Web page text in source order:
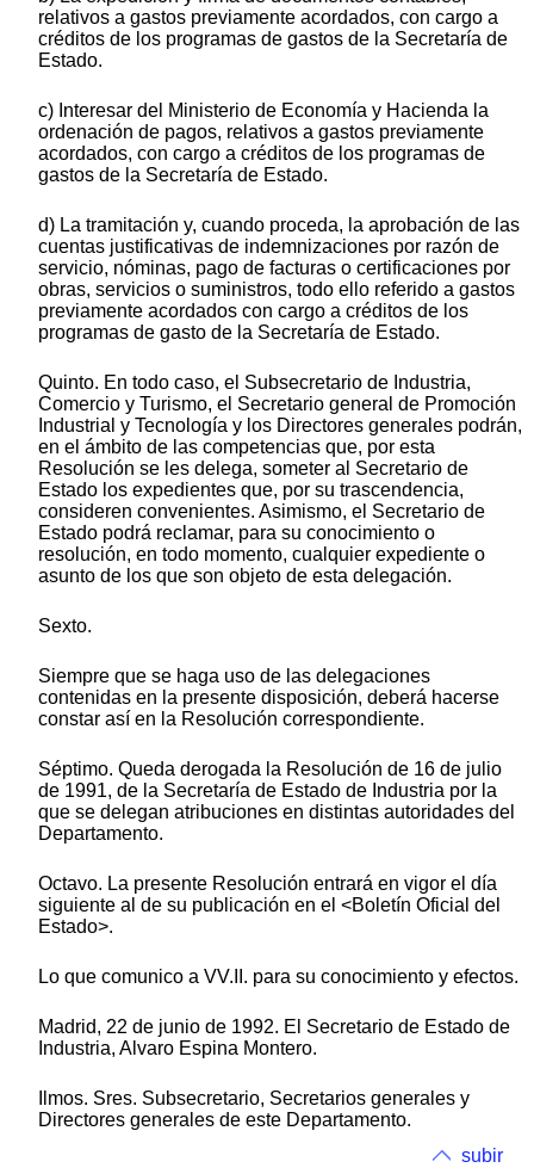
relativos a gastos previamente acordados, con cargo a
créditos de los programas de gastos de la Secretaría de
Estado.
c) Interesar del Ministerio de Economía y Hacienda la
ordenación de pagos, relativos a gastos previamente
acordados, con cargo a créditos de los programas de
gastos de la Secretaría de Estado.
d) La tramitación y, cuando proceda, la aprobación de las
cuentas justificativas de indemnizaciones por razón de
servicio, nóminas, pago de facturas o certificaciones por
obras, servicios o suministros, todo ello referido a gastos
previamente acordados con cargo a créditos de los
programas de gasto de la Secretaría de Estado.
Quinto. En todo caso, el Subsecretario de Industria,
Comercio y Turismo, el Secretario general de Promoción
Industrial y Tecnología y los Directores generales podrán,
en el ámbito de las competencias que, por esta
Resolución se les delega, someter al Secretario de
Estado los expedientes que, por su trascendencia,
consideren convenientes. Asimismo, el Secretario de
Estado podrá reclamar, para su conocimiento o
resolución, en todo momento, cualquier expediente o
asunto de los que son objeto de esta delegación.
Sexto.
Siempre que se haga uso de las delegaciones
contenidas en la presente disposición, deberá hacerse
constar así en la Resolución correspondiente.
Séptimo. Queda derogada la Resolución de 16 de julio
de 1991, de la Secretaría de Estado de Industria por la
que se delegan atribuciones en distintas autoridades del
Departamento.
Octavo. La presente Resolución entrará en vigor el día
siguiente al de su publicación en el <Boletín Oficial del
Estado>.
Lo que comunico a VV.II. para su conocimiento y efectos.
Madrid, 22 de junio de 1992. El Secretario de Estado de
Industria, Alvaro Espina Montero.
Ilmos. Sres. Subsecretario, Secretarios generales y
Directores generales de este Departamento.
subir